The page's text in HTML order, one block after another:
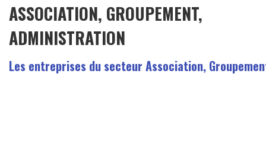
ASSOCIATION, GROUPEMENT,
ADMINISTRATION
Les entreprises du secteur Association,